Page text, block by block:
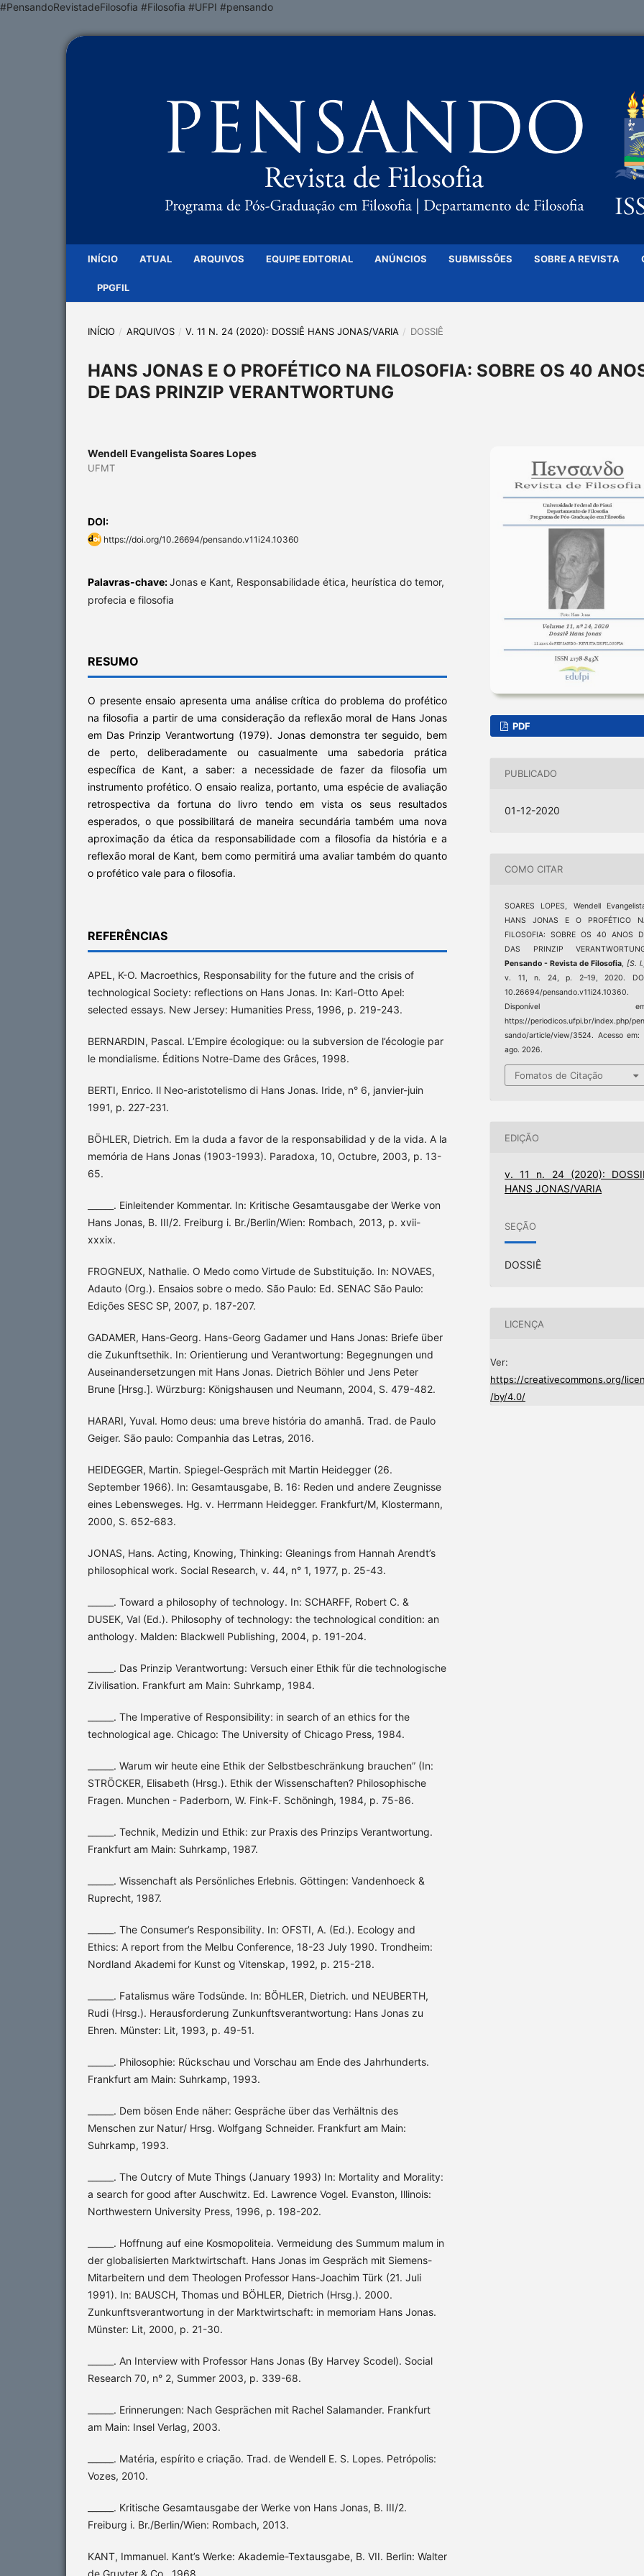
#PensandoRevistadeFilosofia #Filosofia #UFPI #pensando
INÍCIO ATUAL ARQUIVOS EQUIPE EDITORIAL ANÚNCIOS SUBMISSÕES SOBRE A REVISTA
PPGFIL
INÍCIO / ARQUIVOS / V. 11 N. 24 (2020): DOSSIÊ HANS JONAS/VARIA / DOSSIÊ
HANS JONAS E O PROFÉTICO NA FILOSOFIA: SOBRE OS 40
DE DAS PRINZIP VERANTWORTUNG
Wendell Evangelista Soares Lopes
UFMT
DOI:
https://doi.org/10.26694/pensando.v11i24.10360
Palavras-chave:Jonas e Kant, Responsabilidade ética, heurística do temor,
profecia e filosofia
RESUMO
O presente ensaio apresenta uma análise crítica do problema do profético
na filosofia a partir de uma consideração da reflexão moral de Hans Jonas
em Das Prinzip Verantwortung (1979). Jonas demonstra ter seguido, bem
de perto, deliberadamente ou casualmente uma sabedoria prática
específica de Kant, a saber: a necessidade de fazer da filosofia um
instrumento profético. O ensaio realiza, portanto, uma espécie de avaliação
retrospectiva da fortuna do livro tendo em vista os seus resultados
esperados, o que possibilitará de maneira secundária também uma nova
aproximação da ética da responsabilidade com a filosofia da história e a
reflexão moral de Kant, bem como permitirá uma avaliar também do quanto
o profético vale para o filosofia.
REFERÊNCIAS
APEL, K-O. Macroethics, Responsability for the future and the crisis of
technological Society: reflections on Hans Jonas. In: Karl-Otto Apel:
selected essays. New Jersey: Humanities Press, 1996, p. 219-243.
BERNARDIN, Pascal. L’Empire écologique: ou la subversion de l’écologie par
le mondialisme. Éditions Notre-Dame des Grâces, 1998.
BERTI, Enrico. Il Neo-aristotelismo di Hans Jonas. Iride, n° 6, janvier-juin
1991, p. 227-231.
BÖHLER, Dietrich. Em la duda a favor de la responsabilidad y de la vida. A la
memória de Hans Jonas (1903-1993). Paradoxa, 10, Octubre, 2003, p. 13-
65.
______. Einleitender Kommentar. In: Kritische Gesamtausgabe der Werke von
Hans Jonas, B. III/2. Freiburg i. Br./Berlin/Wien: Rombach, 2013, p. xvii-
xxxix.
FROGNEUX, Nathalie. O Medo como Virtude de Substituição. In: NOVAES,
Adauto (Org.). Ensaios sobre o medo. São Paulo: Ed. SENAC São Paulo:
Edições SESC SP, 2007, p. 187-207.
GADAMER, Hans-Georg. Hans-Georg Gadamer und Hans Jonas: Briefe über
die Zukunftsethik. In: Orientierung und Verantwortung: Begegnungen und
Auseinandersetzungen mit Hans Jonas. Dietrich Böhler und Jens Peter
Brune [Hrsg.]. Würzburg: Königshausen und Neumann, 2004, S. 479-482.
HARARI, Yuval. Homo deus: uma breve história do amanhã. Trad. de Paulo
Geiger. São paulo: Companhia das Letras, 2016.
HEIDEGGER, Martin. Spiegel-Gespräch mit Martin Heidegger (26.
September 1966). In: Gesamtausgabe, B. 16: Reden und andere Zeugnisse
eines Lebensweges. Hg. v. Herrmann Heidegger. Frankfurt/M, Klostermann,
2000, S. 652-683.
JONAS, Hans. Acting, Knowing, Thinking: Gleanings from Hannah Arendt’s
philosophical work. Social Research, v. 44, n° 1, 1977, p. 25-43.
______. Toward a philosophy of technology. In: SCHARFF, Robert C. &
DUSEK, Val (Ed.). Philosophy of technology: the technological condition: an
anthology. Malden: Blackwell Publishing, 2004, p. 191-204.
______. Das Prinzip Verantwortung: Versuch einer Ethik für die technologische
Zivilisation. Frankfurt am Main: Suhrkamp, 1984.
______. The Imperative of Responsibility: in search of an ethics for the
technological age. Chicago: The University of Chicago Press, 1984.
______. Warum wir heute eine Ethik der Selbstbeschränkung brauchen” (In:
STRÖCKER, Elisabeth (Hrsg.). Ethik der Wissenschaften? Philosophische
Fragen. Munchen - Paderborn, W. Fink-F. Schöningh, 1984, p. 75-86.
______. Technik, Medizin und Ethik: zur Praxis des Prinzips Verantwortung.
Frankfurt am Main: Suhrkamp, 1987.
______. Wissenchaft als Persönliches Erlebnis. Göttingen: Vandenhoeck &
Ruprecht, 1987.
______. The Consumer’s Responsibility. In: OFSTI, A. (Ed.). Ecology and
Ethics: A report from the Melbu Conference, 18-23 July 1990. Trondheim:
Nordland Akademi for Kunst og Vitenskap, 1992, p. 215-218.
______. Fatalismus wäre Todsünde. In: BÖHLER, Dietrich. und NEUBERTH,
Rudi (Hrsg.). Herausforderung Zunkunftsverantwortung: Hans Jonas zu
Ehren. Münster: Lit, 1993, p. 49-51.
______. Philosophie: Rückschau und Vorschau am Ende des Jahrhunderts.
Frankfurt am Main: Suhrkamp, 1993.
______. Dem bösen Ende näher: Gespräche über das Verhältnis des
Menschen zur Natur/ Hrsg. Wolfgang Schneider. Frankfurt am Main:
Suhrkamp, 1993.
______. The Outcry of Mute Things (January 1993) In: Mortality and Morality:
a search for good after Auschwitz. Ed. Lawrence Vogel. Evanston, Illinois:
Northwestern University Press, 1996, p. 198-202.
______. Hoffnung auf eine Kosmopoliteia. Vermeidung des Summum malum in
der globalisierten Marktwirtschaft. Hans Jonas im Gespräch mit Siemens-
Mitarbeitern und dem Theologen Professor Hans-Joachim Türk (21. Juli
1991). In: BAUSCH, Thomas und BÖHLER, Dietrich (Hrsg.). 2000.
Zunkunftsverantwortung in der Marktwirtschaft: in memoriam Hans Jonas.
Münster: Lit, 2000, p. 21-30.
______. An Interview with Professor Hans Jonas (By Harvey Scodel). Social
Research 70, n° 2, Summer 2003, p. 339-68.
______. Erinnerungen: Nach Gesprächen mit Rachel Salamander. Frankfurt
am Main: Insel Verlag, 2003.
______. Matéria, espírito e criação. Trad. de Wendell E. S. Lopes. Petrópolis:
Vozes, 2010.
______. Kritische Gesamtausgabe der Werke von Hans Jonas, B. III/2.
Freiburg i. Br./Berlin/Wien: Rombach, 2013.
KANT, Immanuel. Kant’s Werke: Akademie-Textausgabe, B. VII. Berlin: Walter
PDF
PUBLICADO
01-12-2020
COMO CITAR
SOARES LOPES, Wendell
HANS JONAS E O PROFÉTICO
FILOSOFIA: SOBRE OS 40 ANOS
DAS PRINZIP
Pensando - Revista de Filosofia
[S.
v. 11, n. 24, p. 2–19, 2020.
10.26694/pensando.v11i24.10360.
Disponível
https://periodicos.ufpi.br/index.php/
sando/article/view/3524. Acesso em:
ago. 2026.
Fomatos de Citação
EDIÇÃO
v. 11 n. 24 (2020):
HANS JONAS/VARIA
SEÇÃO
DOSSIÊ
LICENÇA
Ver:
https://creativecommons.org/
/by/4.0/